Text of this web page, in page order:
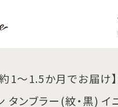
1～1.5か月でお届け
タンブラー(紋・黒) イ